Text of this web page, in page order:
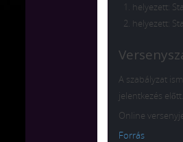
helyezett:
helyezett:
A szabályzat
jelentkezés
Online
Forrás